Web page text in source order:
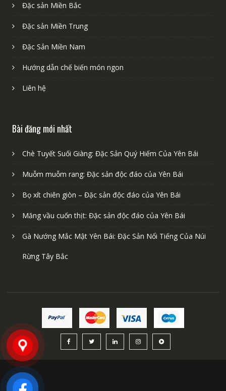
Đặc sản Miền Bắc
Đặc sản Miền Trung
Đặc Sản Miền Nam
Hướng dẫn chế biến món ngon
Liên hệ
Bài đăng mới nhất
Chè Tuyết Suối Giàng: Đặc Sản Quý Hiếm Của Yên Bái
Muỗm muỗm rang: Đặc sản độc đáo của Yên Bái
Bọ xít chiên giòn – Đặc sản độc đáo của Yên Bái
Măng vầu cuốn thịt: Đặc sản độc đáo của Yên Bái
Gà Nướng Mắc Mật Yên Bái: Đặc Sản Nổi Tiếng Của Núi
Rừng Tây Bắc